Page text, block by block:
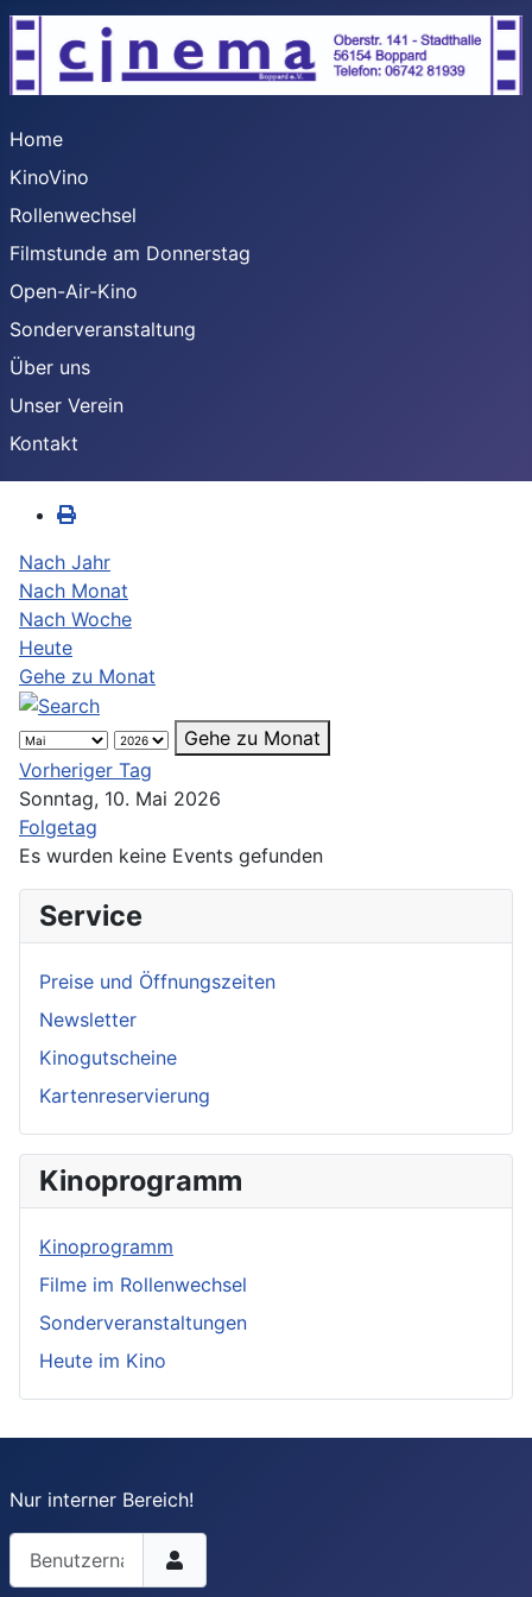
Home
KinoVino
Rollenwechsel
Filmstunde am Donnerstag
Open-Air-Kino
Sonderveranstaltung
Über uns
Unser Verein
Kontakt
Nach Jahr
Nach Monat
Nach Woche
Heute
Gehe zu Monat
Gehe zu Monat
Vorheriger Tag
Sonntag, 10. Mai 2026
Folgetag
Es wurden keine Events gefunden
Service
Preise und Öffnungszeiten
Newsletter
Kinogutscheine
Kartenreservierung
Kinoprogramm
Kinoprogramm
Filme im Rollenwechsel
Sonderveranstaltungen
Heute im Kino
Nur interner Bereich!